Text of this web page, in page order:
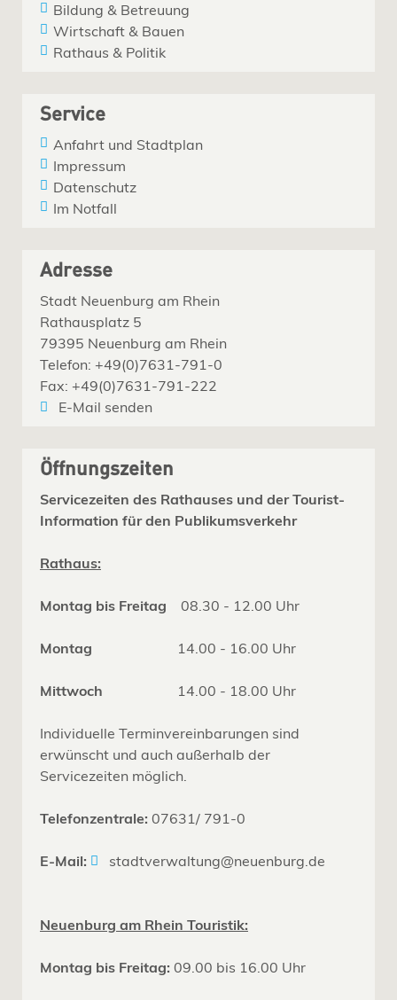
Bildung & Betreuung
Wirtschaft & Bauen
Rathaus & Politik
Service
Anfahrt und Stadtplan
Impressum
Datenschutz
Im Notfall
Adresse
Stadt Neuenburg am Rhein
Rathausplatz 5
79395 Neuenburg am Rhein
Telefon: +49(0)7631-791-0
Fax: +49(0)7631-791-222
E-Mail senden
Öffnungszeiten
Servicezeiten des Rathauses und der Tourist-
Information für den Publikumsverkehr
Rathaus:
Montag bis Freitag 08.30 - 12.00 Uhr
Montag 14.00 - 16.00 Uhr
Mittwoch 14.00 - 18.00 Uhr
Individuelle Terminvereinbarungen sind
erwünscht und auch außerhalb der
Servicezeiten möglich.
Telefonzentrale: 07631/ 791-0
E-Mail: stadtverwaltung@neuenburg.de
Neuenburg am Rhein Touristik:
Montag bis Freitag: 09.00 bis 16.00 Uhr